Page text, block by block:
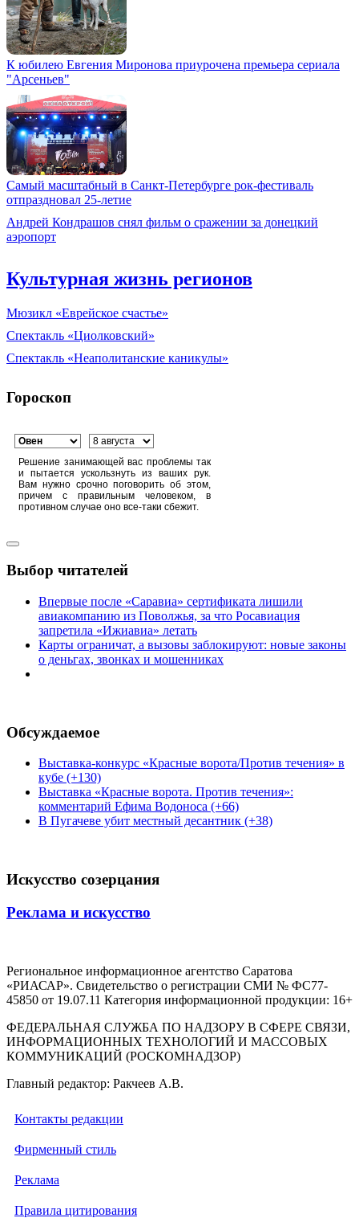
К юбилею Евгения Миронова приурочена премьера сериала
"Арсеньев"
Самый масштабный в Санкт-Петербурге рок-фестиваль
отпраздновал 25-летие
Андрей Кондрашов снял фильм о сражении за донецкий
аэропорт
Культурная жизнь регионов
Мюзикл «Еврейское счастье»
Спектакль «Циолковский»
Спектакль «Неаполитанские каникулы»
Гороскоп
Решение занимающей вас проблемы так
и пытается ускользнуть из ваших рук.
Вам нужно срочно поговорить об этом,
причем с правильным человеком, в
противном случае оно все-таки сбежит.
Выбор читателей
Впервые после «Саравиа» сертификата лишили
авиакомпанию из Поволжья, за что Росавиация
запретила «Ижиавиа» летать
Карты ограничат, а вызовы заблокируют: новые законы
о деньгах, звонках и мошенниках
Обсуждаемое
Выставка-конкурс «Красные ворота/Против течения» в
кубе (+130)
Выставка «Красные ворота. Против течения»:
комментарий Ефима Водоноса (+66)
В Пугачеве убит местный десантник (+38)
Искусство созерцания
Реклама и искусство
Региональное информационное агентство Саратова
«РИАСАР». Свидетельство о регистрации СМИ № ФС77-
45850 от 19.07.11 Категория информационной продукции: 16+
ФЕДЕРАЛЬНАЯ СЛУЖБА ПО НАДЗОРУ В СФЕРЕ СВЯЗИ,
ИНФОРМАЦИОННЫХ ТЕХНОЛОГИЙ И МАССОВЫХ
КОММУНИКАЦИЙ (РОСКОМНАДЗОР)
Главный редактор: Ракчеев А.В.
Контакты редакции
Фирменный стиль
Реклама
Правила цитирования